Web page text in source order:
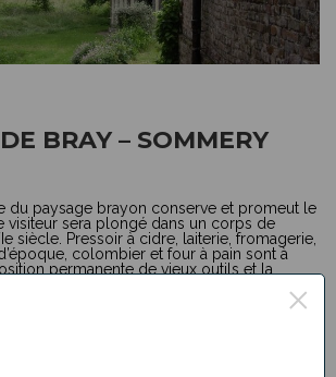
BRAY – SOMMERY
du paysage brayon conserve et promeut le
visiteur sera plongé dans un corps de
siècle. Pressoir à cidre, laiterie, fromagerie,
colombier et four à pain sont à
permanente de vieux outils et la
×